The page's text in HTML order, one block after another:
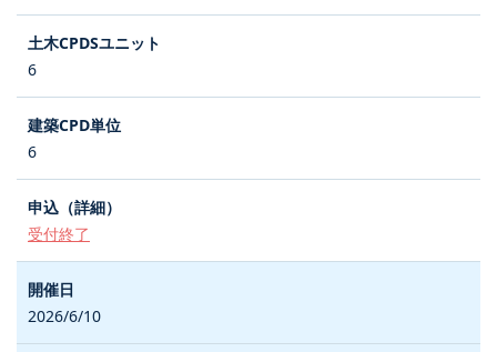
6
6
受付終了
2026/6/10